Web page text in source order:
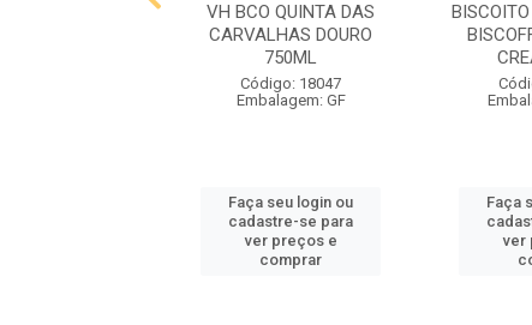
VH BCO QUINTA DAS
CARVALHAS DOURO
750ML
Código: 18047
Embalagem: GF
Faça seu login ou
cadastre-se para
ver preços e
comprar
Faça
ver